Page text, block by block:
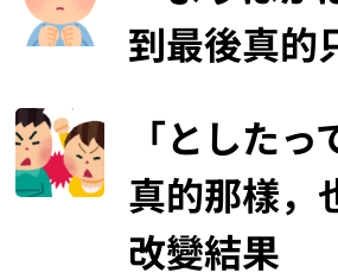
到最後真的
「とした
真的那樣，
改變結果